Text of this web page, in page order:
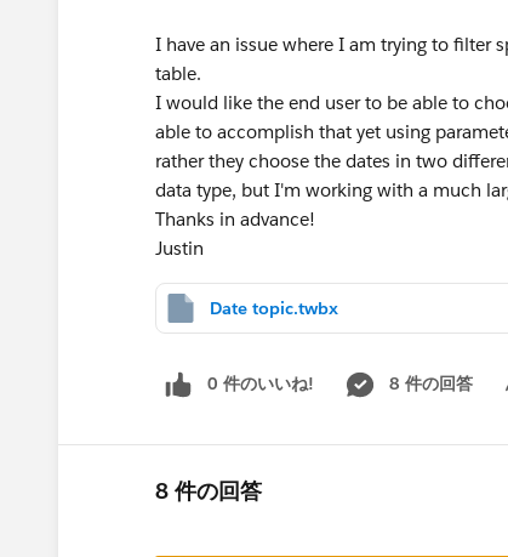
I have an issue where I am trying to filter
table.
I would like the end user to be able to
able to accomplish that yet using
rather they choose the dates in two
data type, but I'm working with a much
Thanks in advance!
Justin
Date topic.twbx
0 件のいいね! 8 件の回答
8 件の回答